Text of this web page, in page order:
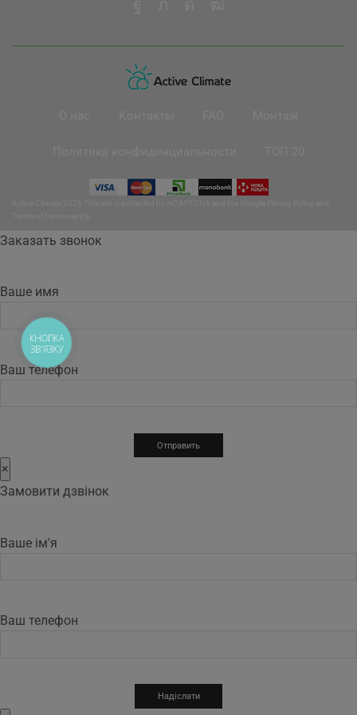
Заказать звонок
Ваше имя
Ваш телефон
×
Замовити дзвінок
Ваше ім'я
Ваш телефон
КНОПКА
ЗВ'ЯЗКУ